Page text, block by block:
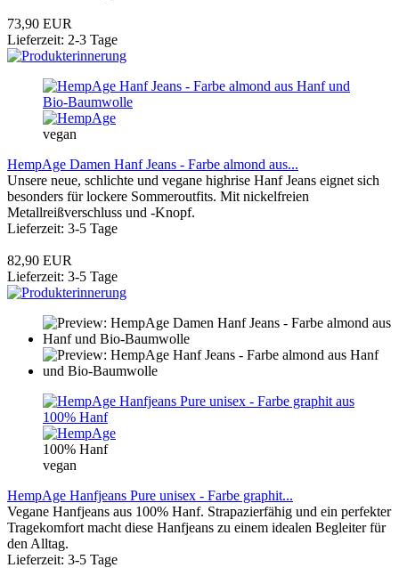
73,90 EUR
Lieferzeit: 2-3 Tage
vegan
HempAge Damen Hanf Jeans - Farbe almond aus...
Unsere neue, schlichte und vegane highrise Hanf Jeans eignet sich
besonders für lockere Sommeroutfits. Mit nickelfreien
Metallreißverschluss und -Knopf.
Lieferzeit: 3-5 Tage
82,90 EUR
Lieferzeit: 3-5 Tage
100% Hanf
vegan
HempAge Hanfjeans Pure unisex - Farbe graphit...
Vegane Hanfjeans aus 100% Hanf. Strapazierfähig und ein perfekter
Tragekomfort macht diese Hanfjeans zu einem idealen Begleiter für
den Alltag.
Lieferzeit: 3-5 Tage